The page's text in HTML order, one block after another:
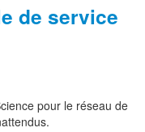
de service
pour le réseau de